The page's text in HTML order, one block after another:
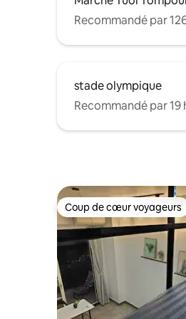
Recommandé par
stade olympique
Recommandé par
Coup de cœur voyageurs
Coup de cœur voyageurs